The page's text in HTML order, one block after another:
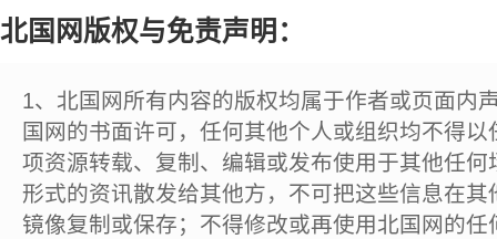
北国网版权与免责声明：
1、北国网所有内容的版权均属于作者或页面内
国网的书面许可，任何其他个人或组织均不得
项资源转载、复制、编辑或发布使用于其他任
形式的资讯散发给其他方，不可把这些信息在
镜像复制或保存；不得修改或再使用北国网的